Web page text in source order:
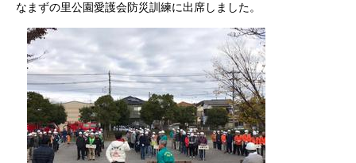
なまずの里公園愛護会防災訓練に出席しました。